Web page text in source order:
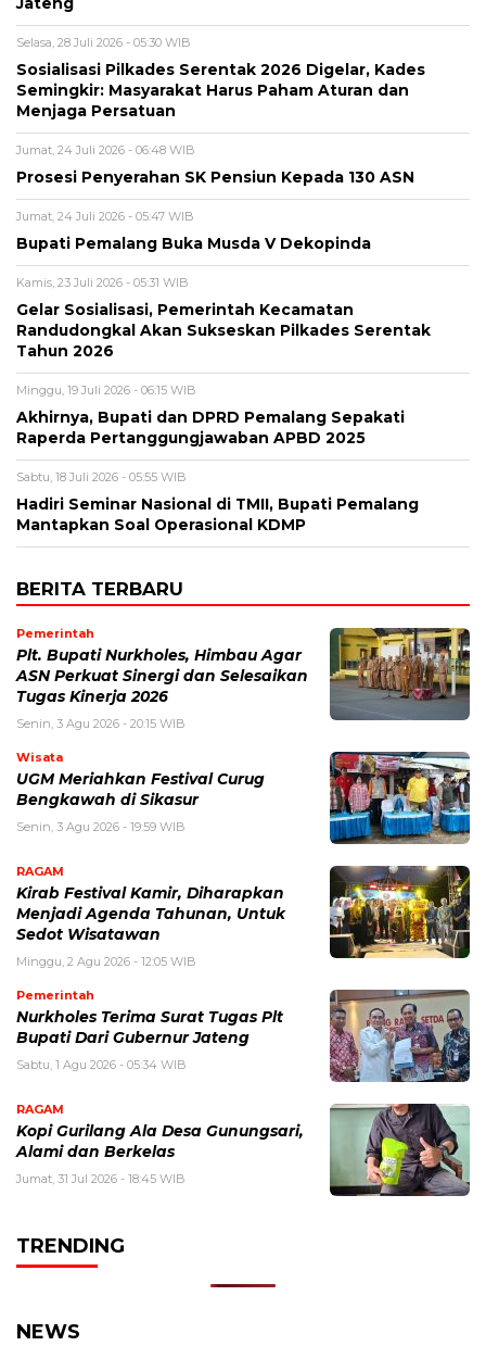
Jateng
Selasa, 28 Juli 2026 - 05:30 WIB
Sosialisasi Pilkades Serentak 2026 Digelar, Kades
Semingkir: Masyarakat Harus Paham Aturan dan
Menjaga Persatuan
Jumat, 24 Juli 2026 - 06:48 WIB
Prosesi Penyerahan SK Pensiun Kepada 130 ASN
Jumat, 24 Juli 2026 - 05:47 WIB
Bupati Pemalang Buka Musda V Dekopinda
Kamis, 23 Juli 2026 - 05:31 WIB
Gelar Sosialisasi, Pemerintah Kecamatan
Randudongkal Akan Sukseskan Pilkades Serentak
Tahun 2026
Minggu, 19 Juli 2026 - 06:15 WIB
Akhirnya, Bupati dan DPRD Pemalang Sepakati
Raperda Pertanggungjawaban APBD 2025
Sabtu, 18 Juli 2026 - 05:55 WIB
Hadiri Seminar Nasional di TMII, Bupati Pemalang
Mantapkan Soal Operasional KDMP
BERITA TERBARU
Pemerintah
Plt. Bupati Nurkholes, Himbau Agar
ASN Perkuat Sinergi dan Selesaikan
Tugas Kinerja 2026
Senin, 3 Agu 2026 - 20:15 WIB
Wisata
UGM Meriahkan Festival Curug
Bengkawah di Sikasur
Senin, 3 Agu 2026 - 19:59 WIB
RAGAM
Kirab Festival Kamir, Diharapkan
Menjadi Agenda Tahunan, Untuk
Sedot Wisatawan
Minggu, 2 Agu 2026 - 12:05 WIB
Pemerintah
Nurkholes Terima Surat Tugas Plt
Bupati Dari Gubernur Jateng
Sabtu, 1 Agu 2026 - 05:34 WIB
RAGAM
Kopi Gurilang Ala Desa Gunungsari,
Alami dan Berkelas
Jumat, 31 Jul 2026 - 18:45 WIB
TRENDING
NEWS